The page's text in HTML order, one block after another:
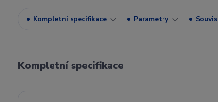
Kompletní specifikace Parametry
Kompletní specifikace